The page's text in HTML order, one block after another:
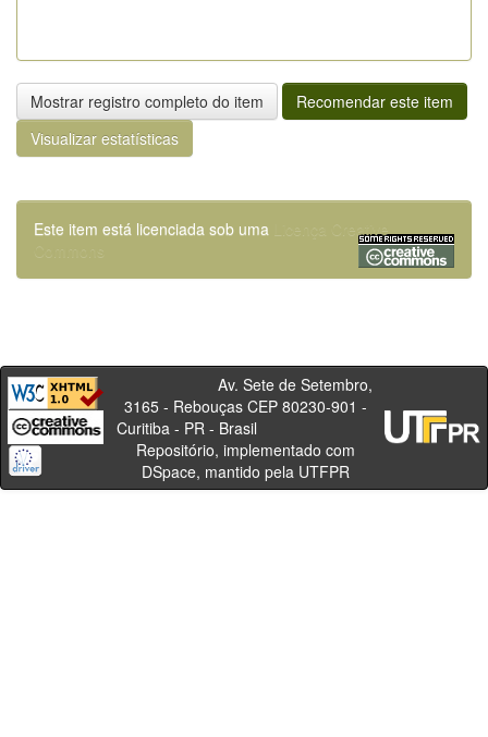
Mostrar registro completo do item
Recomendar este item
Visualizar estatísticas
Este item está licenciada sob uma
Licença Creative
Commons
Av. Sete de Setembro,
3165 - Rebouças CEP 80230-901 -
Curitiba - PR - Brasil
Repositório, implementado com
DSpace, mantido pela UTFPR